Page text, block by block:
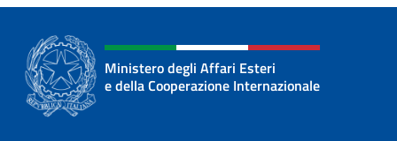
Ministero degli Affari Esteri
e della Cooperazione Internazionale